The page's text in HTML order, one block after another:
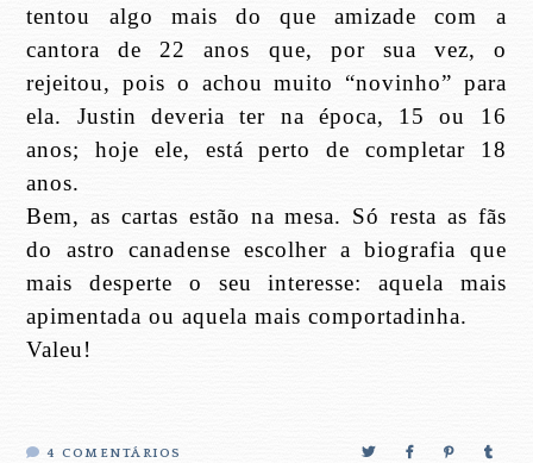
tentou algo mais do que amizade com a
cantora de 22 anos que, por sua vez, o
rejeitou, pois o achou muito “novinho” para
ela. Justin deveria ter na época, 15 ou 16
anos; hoje ele, está perto de completar 18
anos.
Bem, as cartas estão na mesa. Só resta as fãs
do astro canadense escolher a biografia que
mais desperte o seu interesse: aquela mais
apimentada ou aquela mais comportadinha.
Valeu!
4 COMENTÁRIOS